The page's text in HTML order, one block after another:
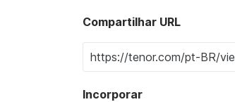
Compartilhar URL
Incorporar